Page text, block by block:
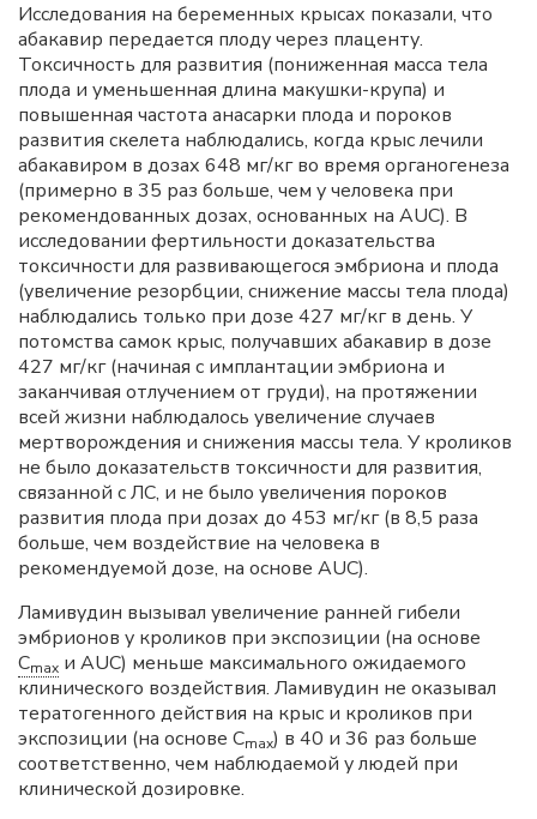
Исследования на беременных крысах показали, что
абакавир передается плоду через плаценту.
Токсичность для развития (пониженная масса тела
плода и уменьшенная длина макушки-крупа) и
повышенная частота анасарки плода и пороков
развития скелета наблюдались, когда крыс лечили
абакавиром в дозах 648 мг/кг во время органогенеза
(примерно в 35 раз больше, чем у человека при
рекомендованных дозах, основанных на AUC). В
исследовании фертильности доказательства
токсичности для развивающегося эмбриона и плода
(увеличение резорбции, снижение массы тела плода)
наблюдались только при дозе 427 мг/кг в день. У
потомства самок крыс, получавших абакавир в дозе
427 мг/кг (начиная с имплантации эмбриона и
заканчивая отлучением от груди), на протяжении
всей жизни наблюдалось увеличение случаев
мертворождения и снижения массы тела. У кроликов
не было доказательств токсичности для развития,
связанной с ЛС, и не было увеличения пороков
развития плода при дозах до 453 мг/кг (в 8,5 раза
больше, чем воздействие на человека в
рекомендуемой дозе, на основе AUC).
Ламивудин вызывал увеличение ранней гибели
эмбрионов у кроликов при экспозиции (на основе
Cmax и AUC) меньше максимального ожидаемого
клинического воздействия. Ламивудин не оказывал
тератогенного действия на крыс и кроликов при
экспозиции (на основе Cmax) в 40 и 36 раз больше
соответственно, чем наблюдаемой у людей при
клинической дозировке.